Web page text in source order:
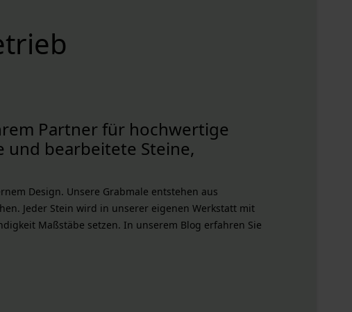
Partner für hochwertige
und bearbeitete Steine,
Design. Unsere Grabmale entstehen aus
Jeder Stein wird in unserer eigenen Werkstatt mit
Maßstäbe setzen. In unserem Blog erfahren Sie